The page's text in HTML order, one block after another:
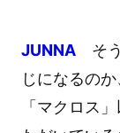
JUNNAそう
じになるの
「マクロス